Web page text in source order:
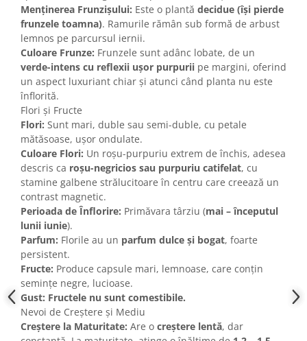
Menținerea Frunzișului: Este o plantă decidue (își pierde
frunzele toamna). Ramurile rămân sub formă de arbust
lemnos pe parcursul iernii.
Culoare Frunze: Frunzele sunt adânc lobate, de un
verde-intens cu reflexii ușor purpurii pe margini, oferind
un aspect luxuriant chiar și atunci când planta nu este
înflorită.
Flori și Fructe
Flori: Sunt mari, duble sau semi-duble, cu petale
mătăsoase, ușor ondulate.
Culoare Flori: Un roșu-purpuriu extrem de închis, adesea
descris ca roșu-negricios sau purpuriu catifelat, cu
stamine galbene strălucitoare în centru care creează un
contrast magnetic.
Perioada de Înflorire: Primăvara târziu (mai – începutul
lunii iunie).
Parfum: Florile au un parfum dulce și bogat, foarte
persistent.
Fructe: Produce capsule mari, lemnoase, care conțin
semințe negre, lucioase.
Gust: Fructele nu sunt comestibile.
Nevoi de Creștere și Mediu
Creștere la Maturitate: Are o creștere lentă, dar